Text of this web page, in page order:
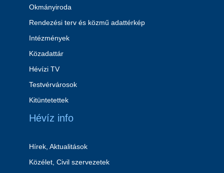
Okmányiroda
Rendezési terv és közmű adattérkép
Intézmények
Közadattár
Hévízi TV
Testvérvárosok
Kitüntetettek
Hévíz info
Hírek, Aktualitások
Közélet, Civil szervezetek